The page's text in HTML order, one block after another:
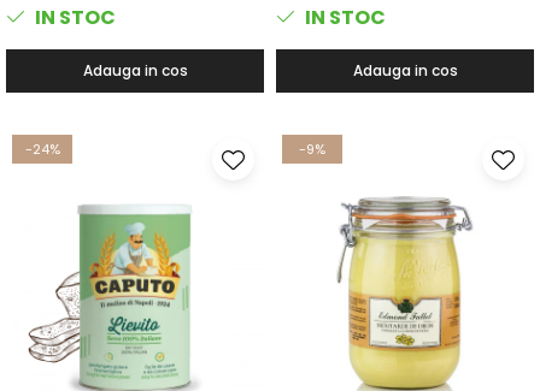
IN STOC
Adauga in cos
IN STOC
Adauga in cos
-24% -9%